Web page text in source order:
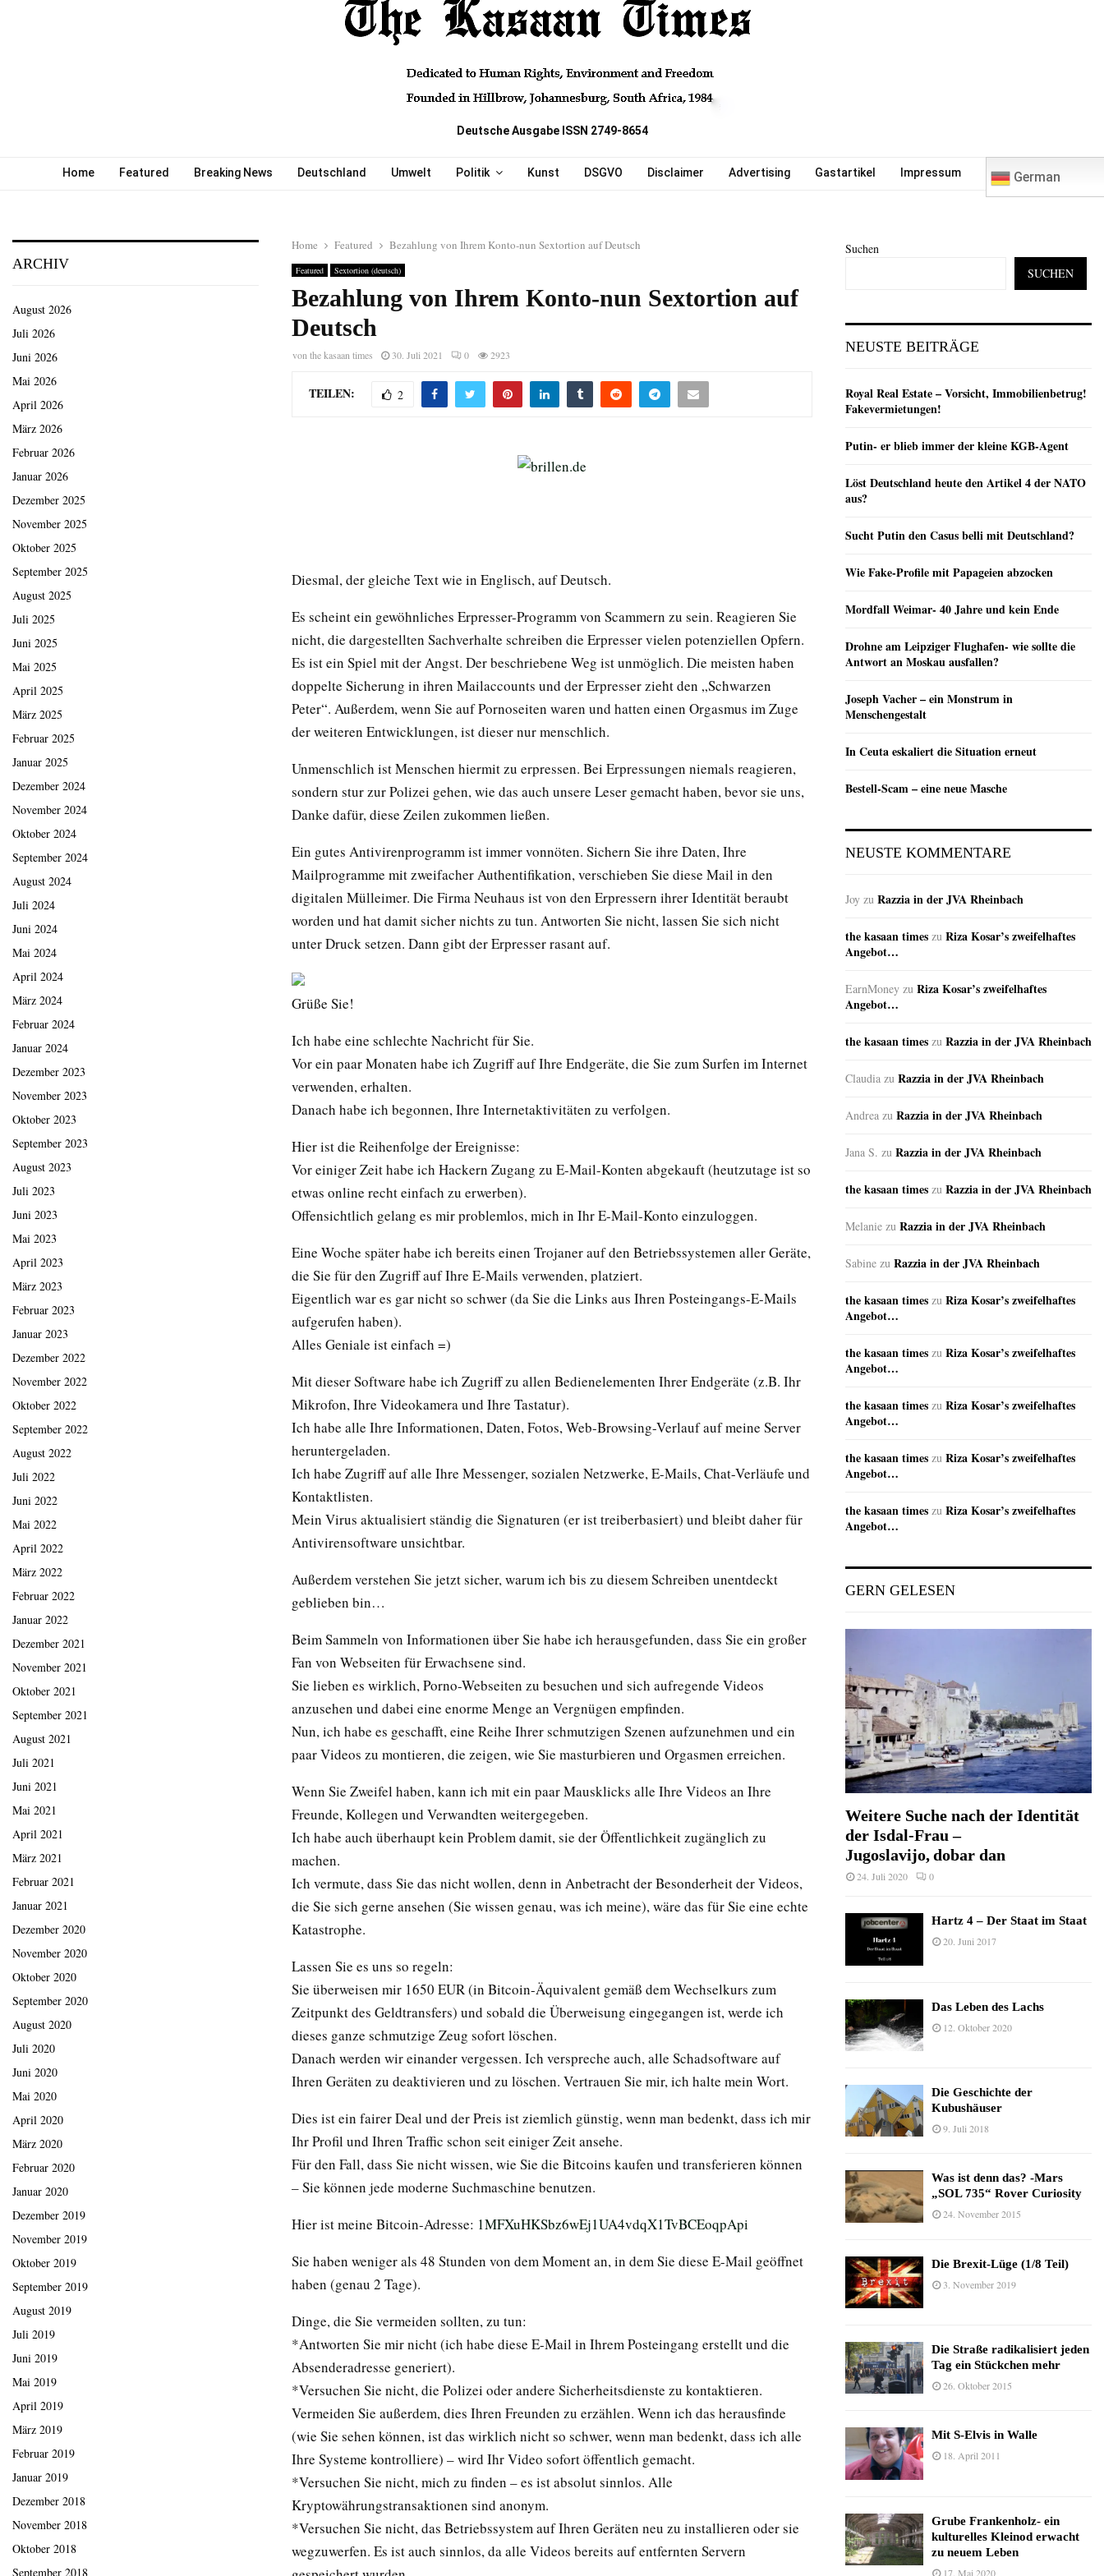
Deutsche Ausgabe ISSN 2749-8654
Home Featured Breaking News Deutschland Umwelt Politik Kunst DSGVO Disclaimer Advertising Gastartikel Impressum German
Home Featured Bezahlung von Ihrem Konto-nun Sextortion auf Deutsch
Featured Sextortion (deutsch)
Bezahlung von Ihrem Konto-nun Sextortion auf
Deutsch
vonthe kasaan times 30. Juli 2021 0 2923
TEILEN: 2
Diesmal, der gleiche Text wie in Englisch, auf Deutsch.
Es scheint ein gewöhnliches Erpresser-Programm von Scammern zu sein. Reagieren Sie
nicht, die dargestellten Sachverhalte schreiben die Erpresser vielen potenziellen Opfern.
Es ist ein Spiel mit der Angst. Der beschriebene Weg ist unmöglich. Die meisten haben
doppelte Sicherung in ihren Mailaccounts und der Erpresser zieht den „Schwarzen
Peter“. Außerdem, wenn Sie auf Pornoseiten waren und hatten einen Orgasmus im Zuge
der weiteren Entwicklungen, ist dieser nur menschlich.
Unmenschlich ist Menschen hiermit zu erpressen. Bei Erpressungen niemals reagieren,
sondern stur zur Polizei gehen, wie das auch unsere Leser gemacht haben, bevor sie uns,
Danke dafür, diese Zeilen zukommen ließen.
Ein gutes Antivirenprogramm ist immer vonnöten. Sichern Sie ihre Daten, Ihre
Mailprogramme mit zweifacher Authentifikation, verschieben Sie diese Mail in den
digitalen Mülleimer. Die Firma Neuhaus ist von den Erpressern ihrer Identität beraubt
worden und hat damit sicher nichts zu tun. Antworten Sie nicht, lassen Sie sich nicht
unter Druck setzen. Dann gibt der Erpresser rasant auf.
Grüße Sie!
Ich habe eine schlechte Nachricht für Sie.
Vor ein paar Monaten habe ich Zugriff auf Ihre Endgeräte, die Sie zum Surfen im Internet
verwenden, erhalten.
Danach habe ich begonnen, Ihre Internetaktivitäten zu verfolgen.
Hier ist die Reihenfolge der Ereignisse:
Vor einiger Zeit habe ich Hackern Zugang zu E-Mail-Konten abgekauft (heutzutage ist so
etwas online recht einfach zu erwerben).
Offensichtlich gelang es mir problemlos, mich in Ihr E-Mail-Konto einzuloggen.
Eine Woche später habe ich bereits einen Trojaner auf den Betriebssystemen aller Geräte,
die Sie für den Zugriff auf Ihre E-Mails verwenden, platziert.
Eigentlich war es gar nicht so schwer (da Sie die Links aus Ihren Posteingangs-E-Mails
aufgerufen haben).
Alles Geniale ist einfach =)
Mit dieser Software habe ich Zugriff zu allen Bedienelementen Ihrer Endgeräte (z.B. Ihr
Mikrofon, Ihre Videokamera und Ihre Tastatur).
Ich habe alle Ihre Informationen, Daten, Fotos, Web-Browsing-Verlauf auf meine Server
heruntergeladen.
Ich habe Zugriff auf alle Ihre Messenger, sozialen Netzwerke, E-Mails, Chat-Verläufe und
Kontaktlisten.
Mein Virus aktualisiert ständig die Signaturen (er ist treiberbasiert) und bleibt daher für
Antivirensoftware unsichtbar.
Außerdem verstehen Sie jetzt sicher, warum ich bis zu diesem Schreiben unentdeckt
geblieben bin…
Beim Sammeln von Informationen über Sie habe ich herausgefunden, dass Sie ein großer
Fan von Webseiten für Erwachsene sind.
Sie lieben es wirklich, Porno-Webseiten zu besuchen und sich aufregende Videos
anzusehen und dabei eine enorme Menge an Vergnügen empfinden.
Nun, ich habe es geschafft, eine Reihe Ihrer schmutzigen Szenen aufzunehmen und ein
paar Videos zu montieren, die zeigen, wie Sie masturbieren und Orgasmen erreichen.
Wenn Sie Zweifel haben, kann ich mit ein paar Mausklicks alle Ihre Videos an Ihre
Freunde, Kollegen und Verwandten weitergegeben.
Ich habe auch überhaupt kein Problem damit, sie der Öffentlichkeit zugänglich zu
machen.
Ich vermute, dass Sie das nicht wollen, denn in Anbetracht der Besonderheit der Videos,
die Sie sich gerne ansehen (Sie wissen genau, was ich meine), wäre das für Sie eine echte
Katastrophe.
Lassen Sie es uns so regeln:
Sie überweisen mir 1650 EUR (in Bitcoin-Äquivalent gemäß dem Wechselkurs zum
Zeitpunkt des Geldtransfers) und sobald die Überweisung eingegangen ist, werde ich
dieses ganze schmutzige Zeug sofort löschen.
Danach werden wir einander vergessen. Ich verspreche auch, alle Schadsoftware auf
Ihren Geräten zu deaktivieren und zu löschen. Vertrauen Sie mir, ich halte mein Wort.
Dies ist ein fairer Deal und der Preis ist ziemlich günstig, wenn man bedenkt, dass ich mir
Ihr Profil und Ihren Traffic schon seit einiger Zeit ansehe.
Für den Fall, dass Sie nicht wissen, wie Sie die Bitcoins kaufen und transferieren können
– Sie können jede moderne Suchmaschine benutzen.
Hier ist meine Bitcoin-Adresse: 1MFXuHKSbz6wEj1UA4vdqX1TvBCEoqpApi
Sie haben weniger als 48 Stunden von dem Moment an, in dem Sie diese E-Mail geöffnet
haben (genau 2 Tage).
Dinge, die Sie vermeiden sollten, zu tun:
*Antworten Sie mir nicht (ich habe diese E-Mail in Ihrem Posteingang erstellt und die
Absenderadresse generiert).
*Versuchen Sie nicht, die Polizei oder andere Sicherheitsdienste zu kontaktieren.
Vermeiden Sie außerdem, dies Ihren Freunden zu erzählen. Wenn ich das herausfinde
(wie Sie sehen können, ist das wirklich nicht so schwer, wenn man bedenkt, dass ich alle
Ihre Systeme kontrolliere) – wird Ihr Video sofort öffentlich gemacht.
*Versuchen Sie nicht, mich zu finden – es ist absolut sinnlos. Alle
Kryptowährungstransaktionen sind anonym.
*Versuchen Sie nicht, das Betriebssystem auf Ihren Geräten neu zu installieren oder sie
wegzuwerfen. Es ist auch sinnlos, da alle Videos bereits auf entfernten Servern
ARCHIV
August 2026
Juli 2026
Juni 2026
Mai 2026
April 2026
März 2026
Februar 2026
Januar 2026
Dezember 2025
November 2025
Oktober 2025
September 2025
August 2025
Juli 2025
Juni 2025
Mai 2025
April 2025
März 2025
Februar 2025
Januar 2025
Dezember 2024
November 2024
Oktober 2024
September 2024
August 2024
Juli 2024
Juni 2024
Mai 2024
April 2024
März 2024
Februar 2024
Januar 2024
Dezember 2023
November 2023
Oktober 2023
September 2023
August 2023
Juli 2023
Juni 2023
Mai 2023
April 2023
März 2023
Februar 2023
Januar 2023
Dezember 2022
November 2022
Oktober 2022
September 2022
August 2022
Juli 2022
Juni 2022
Mai 2022
April 2022
März 2022
Februar 2022
Januar 2022
Dezember 2021
November 2021
Oktober 2021
September 2021
August 2021
Juli 2021
Juni 2021
Mai 2021
April 2021
März 2021
Februar 2021
Januar 2021
Dezember 2020
November 2020
Oktober 2020
September 2020
August 2020
Juli 2020
Juni 2020
Mai 2020
April 2020
März 2020
Februar 2020
Januar 2020
Dezember 2019
November 2019
Oktober 2019
September 2019
August 2019
Juli 2019
Juni 2019
Mai 2019
April 2019
März 2019
Februar 2019
Januar 2019
Dezember 2018
November 2018
Oktober 2018
September 2018
Suchen
SUCHEN
NEUSTE BEITRÄGE
Royal Real Estate – Vorsicht, Immobilienbetrug!
Fakevermietungen!
Putin- er blieb immer der kleine KGB-Agent
Löst Deutschland heute den Artikel 4 der NATO
aus?
Sucht Putin den Casus belli mit Deutschland?
Wie Fake-Profile mit Papageien abzocken
Mordfall Weimar- 40 Jahre und kein Ende
Drohne am Leipziger Flughafen- wie sollte die
Antwort an Moskau ausfallen?
Joseph Vacher – ein Monstrum in
Menschengestalt
In Ceuta eskaliert die Situation erneut
Bestell-Scam – eine neue Masche
NEUSTE KOMMENTARE
Joy zu Razzia in der JVA Rheinbach
the kasaan times zu Riza Kosar’s zweifelhaftes
Angebot…
EarnMoney zu Riza Kosar’s zweifelhaftes
Angebot…
the kasaan times zu Razzia in der JVA Rheinbach
Claudia zu Razzia in der JVA Rheinbach
Andrea zu Razzia in der JVA Rheinbach
Jana S. zu Razzia in der JVA Rheinbach
the kasaan times zu Razzia in der JVA Rheinbach
Melanie zu Razzia in der JVA Rheinbach
Sabine zu Razzia in der JVA Rheinbach
the kasaan times zu Riza Kosar’s zweifelhaftes
Angebot…
the kasaan times zu Riza Kosar’s zweifelhaftes
Angebot…
the kasaan times zu Riza Kosar’s zweifelhaftes
Angebot…
the kasaan times zu Riza Kosar’s zweifelhaftes
Angebot…
the kasaan times zu Riza Kosar’s zweifelhaftes
Angebot…
GERN GELESEN
Weitere Suche nach der Identität
der Isdal-Frau –
Jugoslavijo, dobar dan
24. Juli 2020 0
Hartz 4 – Der Staat im Staat
20. Juni 2017
Das Leben des Lachs
12. Oktober 2020
Die Geschichte der
Kubushäuser
9. Juli 2018
Was ist denn das? -Mars
„SOL 735“ Rover Curiosity
24. November 2015
Die Brexit-Lüge (1/8 Teil)
3. November 2019
Die Straße radikalisiert jeden
Tag ein Stückchen mehr
26. Oktober 2015
Mit S-Elvis in Walle
18. April 2011
Grube Frankenholz- ein
kulturelles Kleinod erwacht
zu neuem Leben
17. Mai 2020